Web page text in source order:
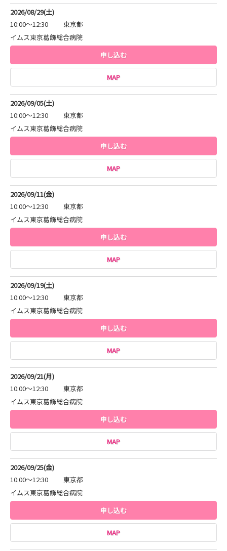
2026/08/29(土)
10:00～12:30
東京都
イムス東京葛飾総合病院
申し込む
MAP
2026/09/05(土)
10:00～12:30
東京都
イムス東京葛飾総合病院
申し込む
MAP
2026/09/11(金)
10:00～12:30
東京都
イムス東京葛飾総合病院
申し込む
MAP
2026/09/19(土)
10:00～12:30
東京都
イムス東京葛飾総合病院
申し込む
MAP
2026/09/21(月)
10:00～12:30
東京都
イムス東京葛飾総合病院
申し込む
MAP
2026/09/25(金)
10:00～12:30
東京都
イムス東京葛飾総合病院
申し込む
MAP